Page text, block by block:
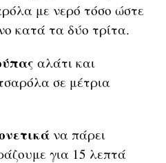
με νερό τόσο ώστε
κατά τα δύο τρίτα.
αλάτι και
σε μέτρια
να πάρει
για 15 λεπτά